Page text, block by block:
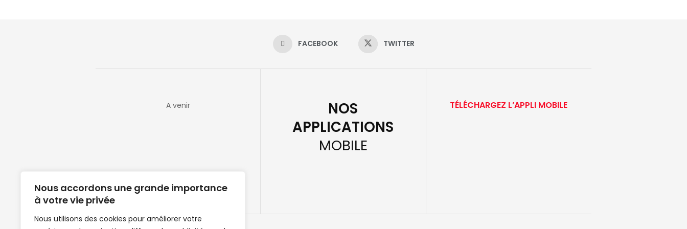
Nous accordons une grande importance
à votre vie privée
Nous utilisons des cookies pour améliorer votre
FACEBOOK TWITTER
A venir
NOS
APPLICATIONS
MOBILE
TÉLÉCHARGEZ L’APPLI MOBILE